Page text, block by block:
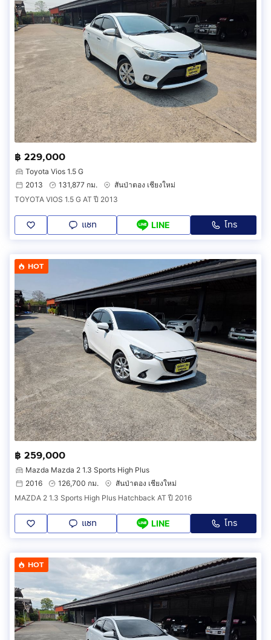
฿ 229,000
Toyota Vios 1.5 G
2013
131,877 กม.
สันป่าตอง เชียงใหม่
TOYOTA VIOS 1.5 G AT ปี 2013
แชท LINE โทร
HOT
฿ 259,000
Mazda Mazda 2 1.3 Sports High Plus
2016
126,700 กม.
สันป่าตอง เชียงใหม่
MAZDA 2 1.3 Sports High Plus Hatchback AT ปี 2016
แชท LINE โทร
HOT